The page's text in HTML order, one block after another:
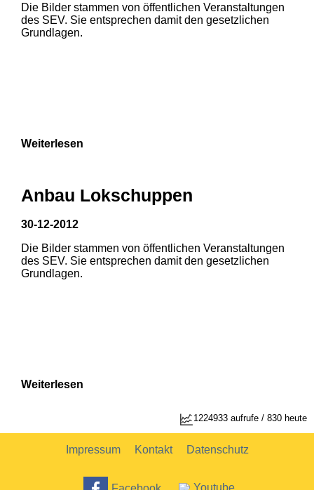
1 2
1 2
Die Bilder stammen von öffentlichen Veranstaltungen
des SEV. Sie entsprechen damit den gesetzlichen
Grundlagen.
Weiterlesen
Anbau Lokschuppen
30-12-2012
Die Bilder stammen von öffentlichen Veranstaltungen
des SEV. Sie entsprechen damit den gesetzlichen
Grundlagen.
Weiterlesen
1224933 aufrufe / 830 heute
Impressum Kontakt Datenschutz